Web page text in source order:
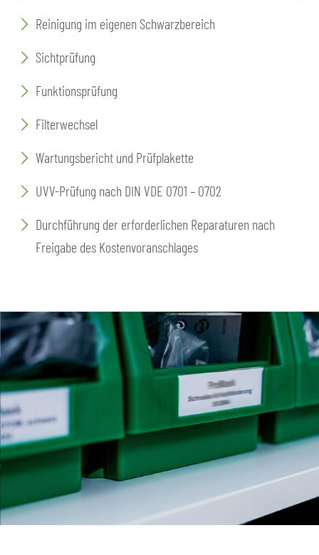
Reinigung im eigenen Schwarzbereich
Sichtprüfung
Funktionsprüfung
Filterwechsel
Wartungsbericht und Prüfplakette
UVV-Prüfung nach DIN VDE 0701 – 0702
Durchführung der erforderlichen Reparaturen nach
Freigabe des Kostenvoranschlages